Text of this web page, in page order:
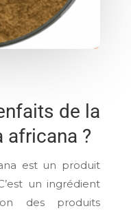
de la
africana ?
est un produit
un ingrédient
des produits